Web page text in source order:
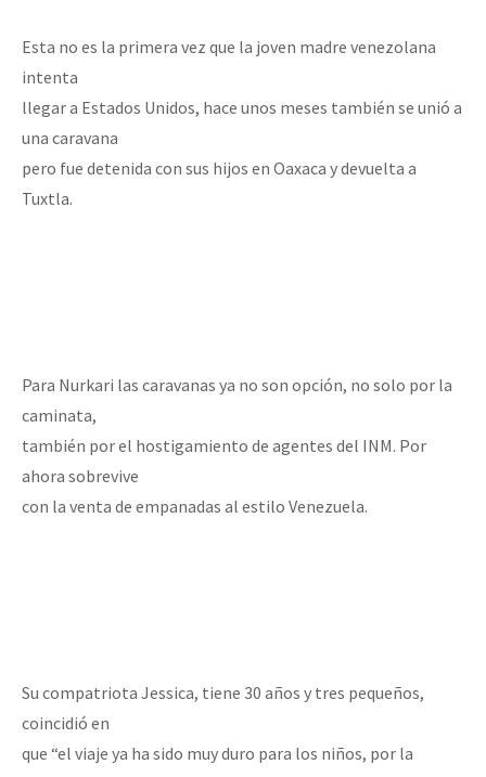
Esta no es la primera vez que la joven madre venezolana
intenta
llegar a Estados Unidos, hace unos meses también se unió a
una caravana
pero fue detenida con sus hijos en Oaxaca y devuelta a
Tuxtla.
Para Nurkari las caravanas ya no son opción, no solo por la
caminata,
también por el hostigamiento de agentes del INM. Por
ahora sobrevive
con la venta de empanadas al estilo Venezuela.
Su compatriota Jessica, tiene 30 años y tres pequeños,
coincidió en
que “el viaje ya ha sido muy duro para los niños, por la